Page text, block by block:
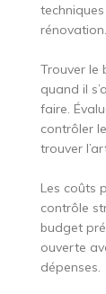
rénovation.
Trouver le
quand il
faire.
contrôler
trouver
Les coûts
contrôle
budget
ouverte
dépenses.